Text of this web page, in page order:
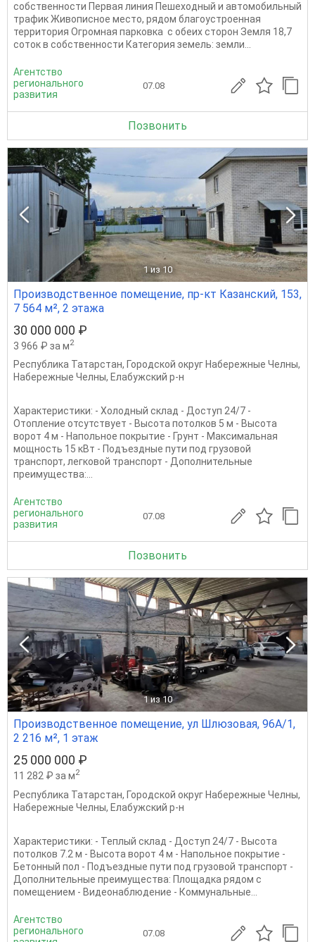
собственности Первая линия Пешеходный и автомобильный
трафик Живописное место, рядом благоустроенная
территория Огромная парковка с обеих сторон Земля 18,7
соток в собственности Категория земель: земли...
Агентство
регионального
развития
07.08
Позвонить
1 из 10
Производственное помещение, пр-кт Казанский, 153,
7 564 м², 2 этажа
30 000 000 ₽
3 966 ₽ за м2
Республика Татарстан, Городской округ Набережные Челны,
Набережные Челны, Елабужский р-н
Характеристики: - Холодный склад - Доступ 24/7 -
Отопление отсутствует - Высота потолков 5 м - Высота
ворот 4 м - Напольное покрытие - Грунт - Максимальная
мощность 15 кВт - Подъездные пути под грузовой
транспорт, легковой транспорт - Дополнительные
преимущества:...
Агентство
регионального
развития
07.08
Позвонить
1 из 10
Производственное помещение, ул Шлюзовая, 96А/1,
2 216 м², 1 этаж
25 000 000 ₽
11 282 ₽ за м2
Республика Татарстан, Городской округ Набережные Челны,
Набережные Челны, Елабужский р-н
Характеристики: - Теплый склад - Доступ 24/7 - Высота
потолков 7.2 м - Высота ворот 4 м - Напольное покрытие -
Бетонный пол - Подъездные пути под грузовой транспорт -
Дополнительные преимущества: Площадка рядом с
помещением - Видеонаблюдение - Коммунальные...
Агентство
регионального
07.08